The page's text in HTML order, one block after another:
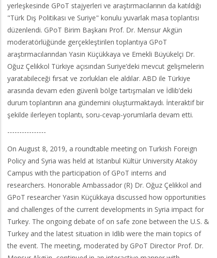
yerleşkesinde GPoT stajyerleri ve araştırmacılarının da katıldığı
"Türk Dış Politikası ve Suriye" konulu yuvarlak masa toplantısı
düzenlendi. GPoT Birim Başkanı Prof. Dr. Mensur Akgün
moderatörlüğünde gerçekleştirilen toplantıya GPoT
araştırmacılarından Yasin Küçükkaya ve Emekli Büyükelçi Dr.
Oğuz Çelikkol Türkiye açısından Suriye’deki mevcut gelişmelerin
yaratabileceği fırsat ve zorlukları ele aldılar. ABD ile Türkiye
arasında devam eden güvenli bölge tartışmaları ve İdlib’deki
durum toplantının ana gündemini oluşturmaktaydı. İnteraktif bir
şekilde ilerleyen toplantı, soru-cevap-yorumlarla devam etti.
----------------
On August 8, 2019, a roundtable meeting on Turkish Foreign
Policy and Syria was held at Istanbul Kültür University Ataköy
Campus with the participation of GPoT interns and
researchers. Honorable Ambassador (R) Dr. Oğuz Çelikkol and
GPoT researcher Yasin Küçükkaya discussed how opportunities
and challenges of the current developments in Syria impact for
Turkey. The ongoing debate of on safe zone between the U.S. &
Turkey and the latest situation in Idlib were the main topics of
the event. The meeting, moderated by GPoT Director Prof. Dr.